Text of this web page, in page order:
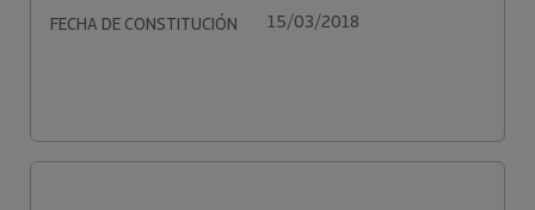
FECHA DE CONSTITUCIÓN 15/03/2018